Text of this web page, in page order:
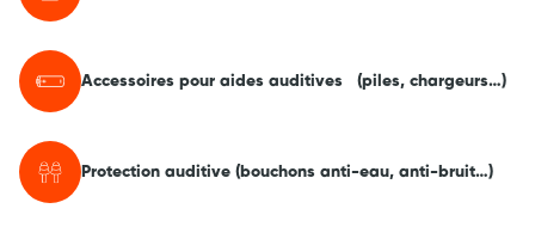
Accessoires pour aides auditives (piles, chargeurs…)
Protection auditive (bouchons anti-eau, anti-bruit…)